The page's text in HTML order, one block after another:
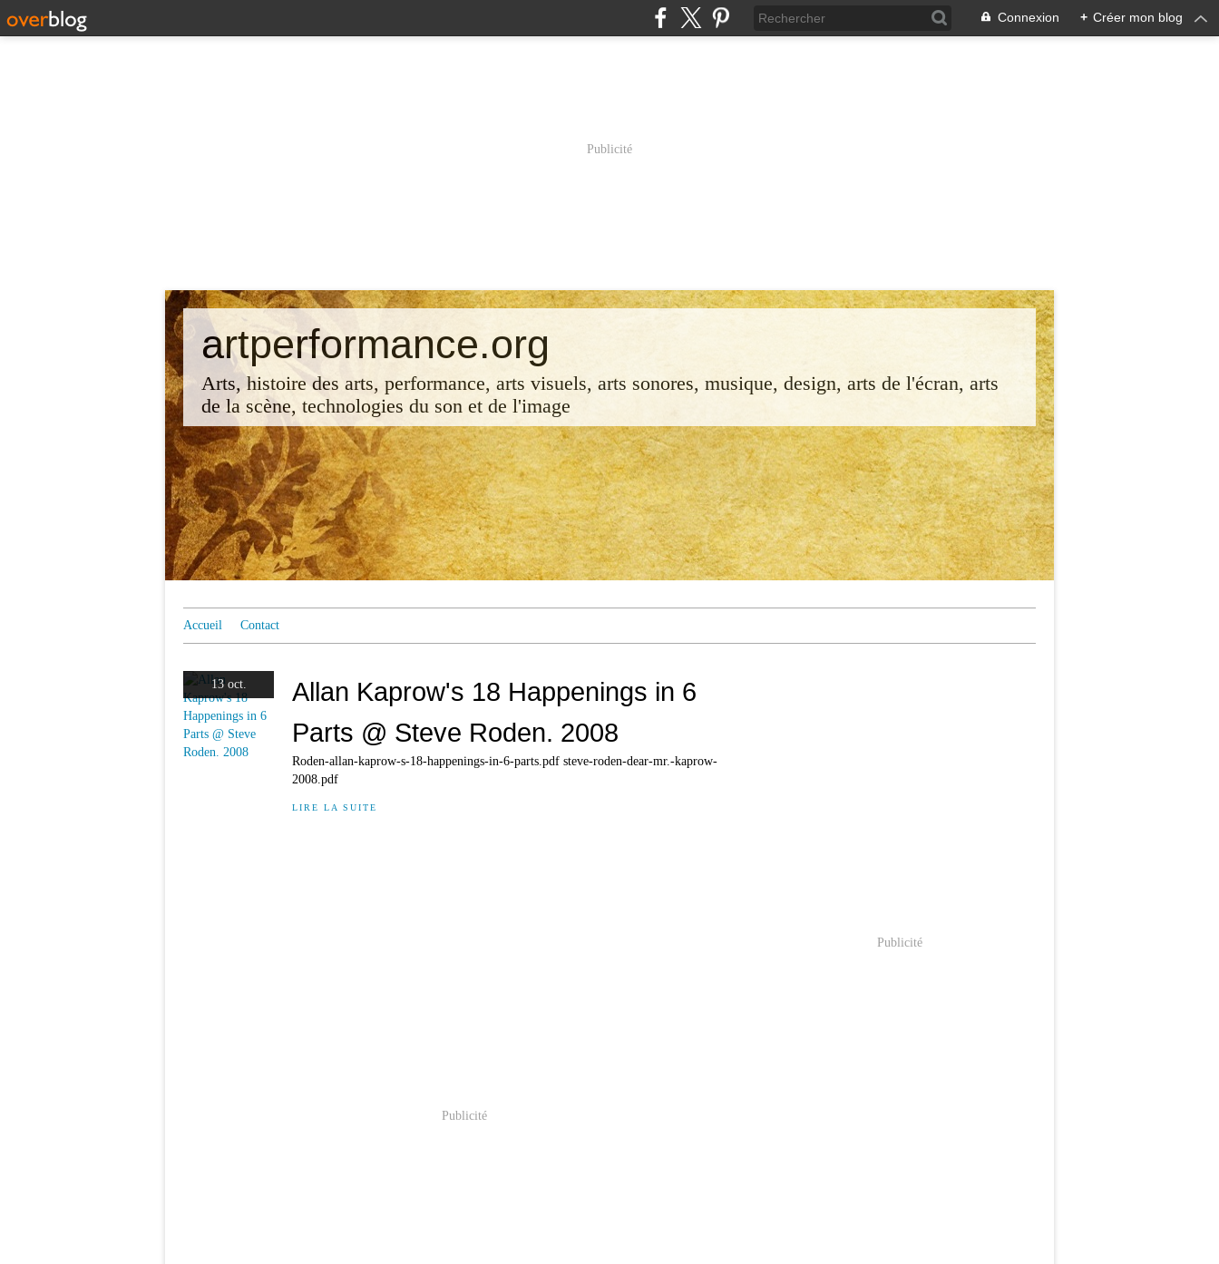
Connexion + Créer mon blog
Publicité
artperformance.org
Arts, histoire des arts, performance, arts visuels, arts sonores, musique, design, arts de l'écran, arts
de la scène, technologies du son et de l'image
Accueil Contact
13 oct.
Allan Kaprow's 18 Happenings in 6
Parts @ Steve Roden. 2008
Roden-allan-kaprow-s-18-happenings-in-6-parts.pdf steve-roden-dear-mr.-kaprow-
2008.pdf
LIRE LA SUITE
Publicité
Publicité